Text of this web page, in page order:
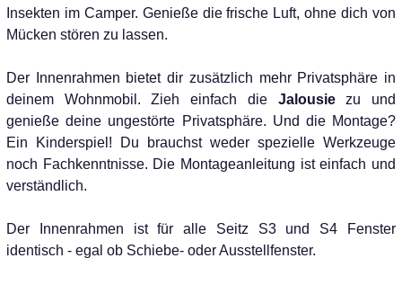
Insekten im Camper. Genieße die frische Luft, ohne dich von
Mücken stören zu lassen.
Der Innenrahmen bietet dir zusätzlich mehr Privatsphäre in
deinem Wohnmobil. Zieh einfach die Jalousiezu und
genieße deine ungestörte Privatsphäre. Und die Montage?
Ein Kinderspiel! Du brauchst weder spezielle Werkzeuge
noch Fachkenntnisse. Die Montageanleitung ist einfach und
verständlich.
Der Innenrahmen ist für alle Seitz S3 und S4 Fenster
identisch - egal ob Schiebe- oder Ausstellfenster.